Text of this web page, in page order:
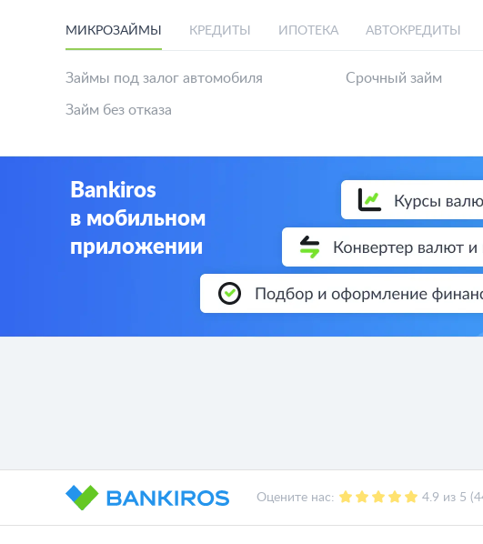
МИКРОЗАЙМЫ КРЕДИТЫ ИПОТЕКА АВТОКРЕДИТЫ
Займы под залог автомобиля
Займ без отказа
Срочный займ
Bankiros
в мобильном
приложении
Оцените нас: 4.9 из 5